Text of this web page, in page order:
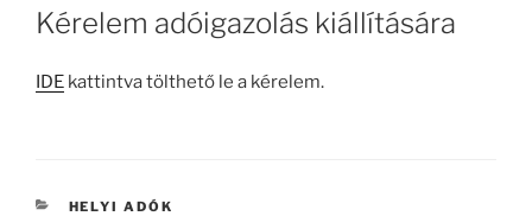
Kérelem adóigazolás kiállítására
IDE kattintva tölthető le a kérelem.
KATEGÓRIÁK
HELYI ADÓK